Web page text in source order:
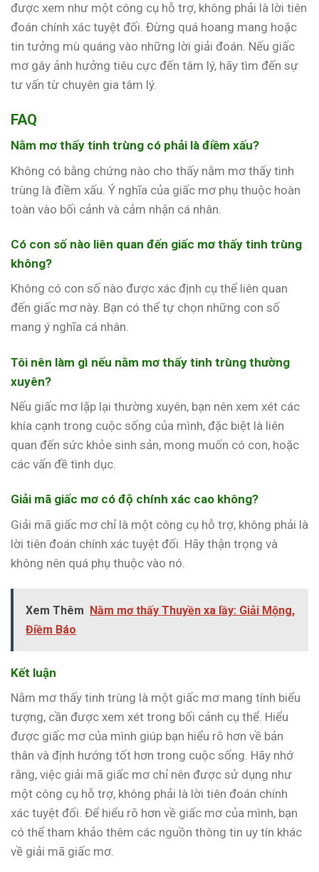
được xem như một công cụ hỗ trợ, không phải là lời tiên
đoán chính xác tuyệt đối. Đừng quá hoang mang hoặc
tin tưởng mù quáng vào những lời giải đoán. Nếu giấc
mơ gây ảnh hưởng tiêu cực đến tâm lý, hãy tìm đến sự
tư vấn từ chuyên gia tâm lý.
FAQ
Nằm mơ thấy tinh trùng có phải là điềm xấu?
Không có bằng chứng nào cho thấy nằm mơ thấy tinh
trùng là điềm xấu. Ý nghĩa của giấc mơ phụ thuộc hoàn
toàn vào bối cảnh và cảm nhận cá nhân.
Có con số nào liên quan đến giấc mơ thấy tinh trùng
không?
Không có con số nào được xác định cụ thể liên quan
đến giấc mơ này. Bạn có thể tự chọn những con số
mang ý nghĩa cá nhân.
Tôi nên làm gì nếu nằm mơ thấy tinh trùng thường
xuyên?
Nếu giấc mơ lặp lại thường xuyên, bạn nên xem xét các
khía cạnh trong cuộc sống của mình, đặc biệt là liên
quan đến sức khỏe sinh sản, mong muốn có con, hoặc
các vấn đề tình dục.
Giải mã giấc mơ có độ chính xác cao không?
Giải mã giấc mơ chỉ là một công cụ hỗ trợ, không phải là
lời tiên đoán chính xác tuyệt đối. Hãy thận trọng và
không nên quá phụ thuộc vào nó.
Xem Thêm Nằm mơ thấy Thuyền xa lầy: Giải Mộng,
Điềm Báo
Kết luận
Nằm mơ thấy tinh trùng là một giấc mơ mang tính biểu
tượng, cần được xem xét trong bối cảnh cụ thể. Hiểu
được giấc mơ của mình giúp bạn hiểu rõ hơn về bản
thân và định hướng tốt hơn trong cuộc sống. Hãy nhớ
rằng, việc giải mã giấc mơ chỉ nên được sử dụng như
một công cụ hỗ trợ, không phải là lời tiên đoán chính
xác tuyệt đối. Để hiểu rõ hơn về giấc mơ của mình, bạn
có thể tham khảo thêm các nguồn thông tin uy tín khác
về giải mã giấc mơ.